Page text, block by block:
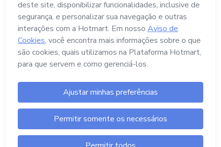
Termos e Políticas
Hotmart — 2011- © Todos os direitos reservados
Launch Pad Tecnologia, Serviços e Pagamentos
CNPJ nº. 13.427.325/0001-05
Endereço: Avenida Assis Chateaubriand, nº
499, Bairro Floresta, Belo Horizonte -MG, CEP
nº 30.150-101
Central de Ajuda